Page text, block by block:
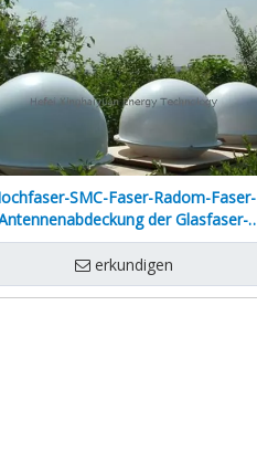
SMC-Faser-Radom-Faser-
der Glasfaser-
Antennenabdeckung
erkundigen